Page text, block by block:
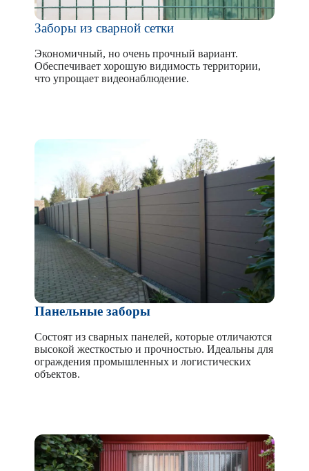
Заборы из сварной сетки
Экономичный, но очень прочный вариант.
Обеспечивает хорошую видимость территории,
что упрощает видеонаблюдение.
Панельные заборы
Состоят из сварных панелей, которые отличаются
высокой жесткостью и прочностью. Идеальны для
ограждения промышленных и логистических
объектов.